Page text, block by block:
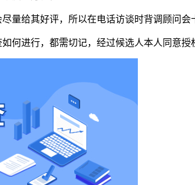
量给其好评，所以在电话访谈时背调顾问
何进行，都需切记，经过候选人本人同意